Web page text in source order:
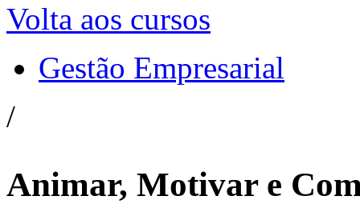
Volta aos cursos
Gestão Empresarial
/
Animar, Motivar e